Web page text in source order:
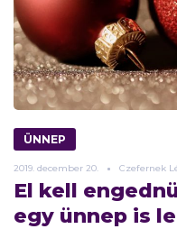
ÜNNEP
2019. december 20. Czefernek
El kell
egy ünnep is